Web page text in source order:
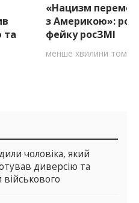
та
«Нацизм
з Америкою»:
фейку росЗМІ
менше хвилини тому
чоловіка, який
диверсію та